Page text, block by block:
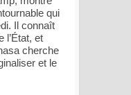
qui
Il connaît
l’État, et
cherche
et le